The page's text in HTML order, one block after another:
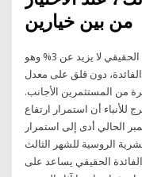
وبحسب عبد العال فإن المعدل العالمي للعائد الحقيقي لا يزيد عن 3% وهو
دون قلق على معدل
من المستثمرين الأجانب.
للأنباء أن استمرار ارتفاع
الحالي أدى إلى استمرار
الروسية للشهر الثالث
إلى سعر الفائدة الحقيقي يساعد على